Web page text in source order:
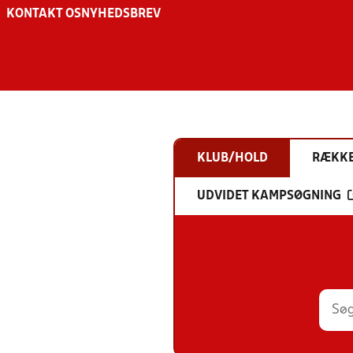
KONTAKT OS NYHEDSBREV
KLUB/HOLD
UDVIDET KAMPSØGNING